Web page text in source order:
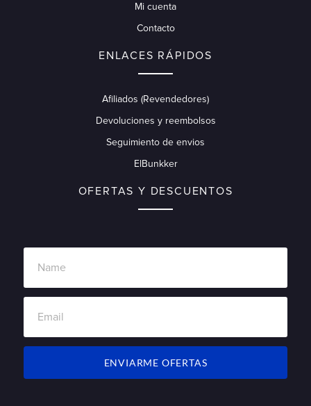
Mi cuenta
Contacto
ENLACES RÁPIDOS
Afiliados (Revendedores)
Devoluciones y reembolsos
Seguimiento de envios
ElBunkker
OFERTAS Y DESCUENTOS
ENVIARME OFERTAS